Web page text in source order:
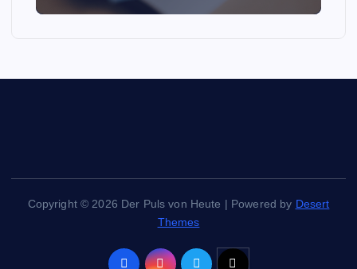
Copyright © 2026 Der Puls von Heute | Powered by Desert
Themes